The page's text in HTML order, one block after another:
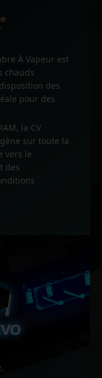
À Vapeur est
chauds
des
pour des
la CV
sur toute la
vers le
des